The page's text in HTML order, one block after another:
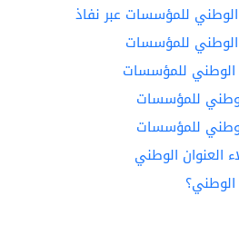
للمؤسسات عبر نفاذ
الوطني للمؤسسات
الوطني للمؤسسات
للمؤسسات
للمؤسسات
العنوان الوطني
الوطني؟